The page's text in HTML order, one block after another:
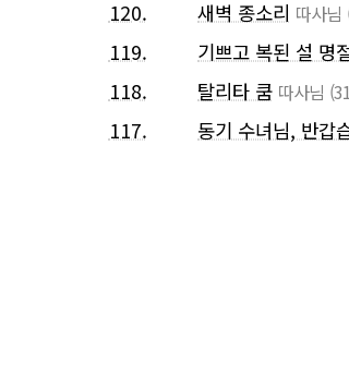
120. 새벽 종소리 따사님
119. 기쁘고 복된 설 명
118. 탈리타 쿰 따사님
117. 동기 수녀님, 반갑